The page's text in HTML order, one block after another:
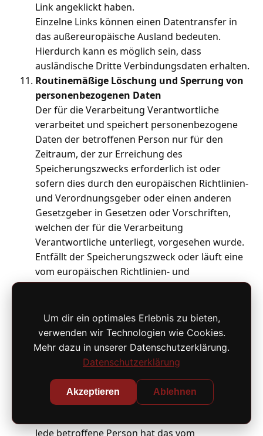
Link angeklickt haben.
Einzelne Links können einen Datentransfer in
das außereuropäische Ausland bedeuten.
Hierdurch kann es möglich sein, dass
ausländische Dritte Verbindungsdaten erhalten.
Routinemäßige Löschung und Sperrung von
personenbezogenen Daten
Der für die Verarbeitung Verantwortliche
verarbeitet und speichert personenbezogene
Daten der betroffenen Person nur für den
Zeitraum, der zur Erreichung des
Speicherungszwecks erforderlich ist oder
sofern dies durch den europäischen Richtlinien-
und Verordnungsgeber oder einen anderen
Gesetzgeber in Gesetzen oder Vorschriften,
welchen der für die Verarbeitung
Verantwortliche unterliegt, vorgesehen wurde.
Entfällt der Speicherungszweck oder läuft eine
vom europäischen Richtlinien- und
Verordnungsgeber oder einem anderen
Speicherfrist ab, werden die
personenbezogenen Daten routinemäßig und
entsprechend den gesetzlichen Vorschriften
gesperrt oder gelöscht. In jedem Fall werden
Frist gelöscht: 2 Jahre.
Rechte der betroffenen Person
Jede betroffene Person hat das vom
Um dir ein optimales Erlebnis zu bieten,
verwenden wir Technologien wie Cookies.
Mehr dazu in unserer Datenschutzerklärung.
Datenschutzerklärung
Akzeptieren Ablehnen